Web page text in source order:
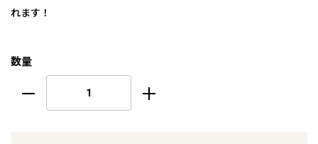
れます！
数量